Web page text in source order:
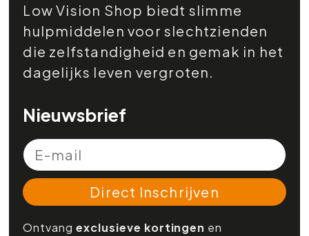
Low Vision Shop biedt slimme
hulpmiddelen voor slechtzienden
die zelfstandigheid en gemak in het
dagelijks leven vergroten.
Nieuwsbrief
Direct Inschrijven
Ontvangexclusieve kortingen en